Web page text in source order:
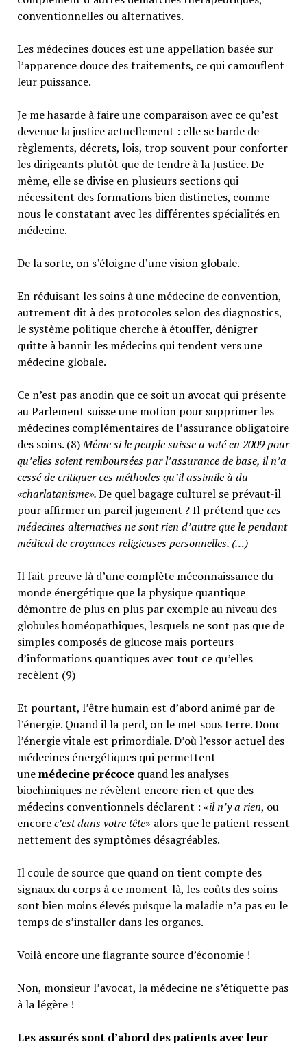
conventionnelles ou alternatives.
Les médecines douces est une appellation basée sur
l’apparence douce des traitements, ce qui camouflent
leur puissance.
Je me hasarde à faire une comparaison avec ce qu’est
devenue la justice actuellement : elle se barde de
règlements, décrets, lois, trop souvent pour conforter
les dirigeants plutôt que de tendre à la Justice. De
même, elle se divise en plusieurs sections qui
nécessitent des formations bien distinctes, comme
nous le constatant avec les différentes spécialités en
médecine.
De la sorte, on s’éloigne d’une vision globale.
En réduisant les soins à une médecine de convention,
autrement dit à des protocoles selon des diagnostics,
le système politique cherche à étouffer, dénigrer
quitte à bannir les médecins qui tendent vers une
médecine globale.
Ce n’est pas anodin que ce soit un avocat qui présente
au Parlement suisse une motion pour supprimer les
médecines complémentaires de l’assurance obligatoire
des soins. (8)Même si le peuple suisse a voté en 2009 pour
qu’elles soient remboursées par l’assurance de base, il n’a
cessé de critiquer ces méthodes qu’il assimile à du
«charlatanisme».De quel bagage culturel se prévaut-il
pour affirmer un pareil jugement ? Il prétend queces
médecines alternatives ne sont rien d’autre que le pendant
médical de croyances religieuses personnelles. (…)
Il fait preuve là d’une complète méconnaissance du
monde énergétique que la physique quantique
démontre de plus en plus par exemple au niveau des
globules homéopathiques, lesquels ne sont pas que de
simples composés de glucose mais porteurs
d’informations quantiques avec tout ce qu’elles
recèlent (9)
Et pourtant, l’être humain est d’abord animé par de
l’énergie. Quand il la perd, on le met sous terre. Donc
l’énergie vitale est primordiale. D’où l’essor actuel des
médecines énergétiques qui permettent
unemédecine précoce quand les analyses
biochimiques ne révèlent encore rien et que des
médecins conventionnels déclarent : «il n’y a rien, ou
encorec’est dans votre tête» alors que le patient ressent
nettement des symptômes désagréables.
Il coule de source que quand on tient compte des
signaux du corps à ce moment-là, les coûts des soins
sont bien moins élevés puisque la maladie n’a pas eu le
temps de s’installer dans les organes.
Voilà encore une flagrante source d’économie !
Non, monsieur l’avocat, la médecine ne s’étiquette pas
à la légère !
Les assurés sont d’abord des patients avec leur